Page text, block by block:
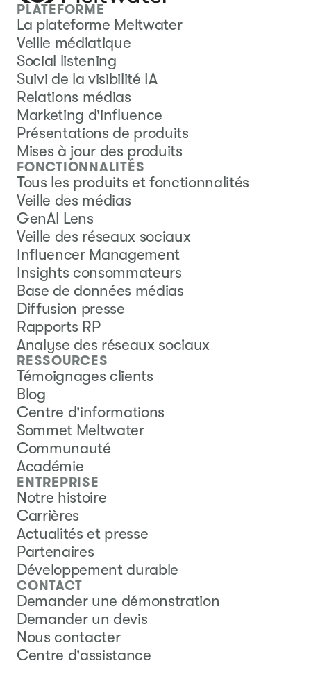
PLATEFORME
La plateforme Meltwater
Veille médiatique
Social listening
Suivi de la visibilité IA
Relations médias
Marketing d'influence
Présentations de produits
Mises à jour des produits
FONCTIONNALITÉS
Tous les produits et fonctionnalités
Veille des médias
GenAI Lens
Veille des réseaux sociaux
Influencer Management
Insights consommateurs
Base de données médias
Diffusion presse
Rapports RP
Analyse des réseaux sociaux
RESSOURCES
Témoignages clients
Blog
Centre d'informations
Sommet Meltwater
Communauté
Académie
ENTREPRISE
Notre histoire
Carrières
Actualités et presse
Partenaires
Développement durable
CONTACT
Demander une démonstration
Demander un devis
Nous contacter
Centre d'assistance